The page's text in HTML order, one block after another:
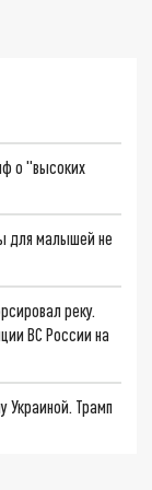
о "высоких
для малышей не
реку.
ВС России на
Украиной. Трамп